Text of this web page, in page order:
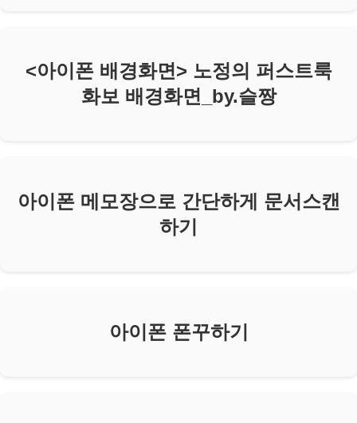
<아이폰 배경화면> 노정의 퍼스트룩
화보 배경화면_by.슬짱
아이폰 메모장으로 간단하게 문서스캔
하기
아이폰 폰꾸하기